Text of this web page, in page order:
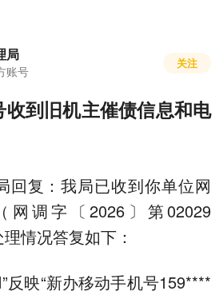
局
账号
关注
到旧机主催债信息和电
回复：我局已收到你单位网
调字〔2026〕第02029
情况答复如下：
反映“新办移动手机号159****